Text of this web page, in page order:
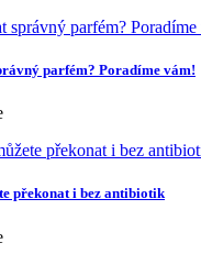
parfém? Poradíme vám!
překonat i bez antibiotik